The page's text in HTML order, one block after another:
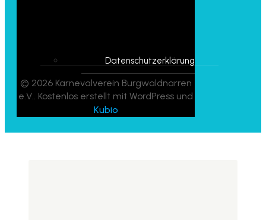
Datenschutzerklärung
© 2026 Karnevalverein Burgwaldnarren
e.V.. Kostenlos erstellt mit WordPress und
Kubio